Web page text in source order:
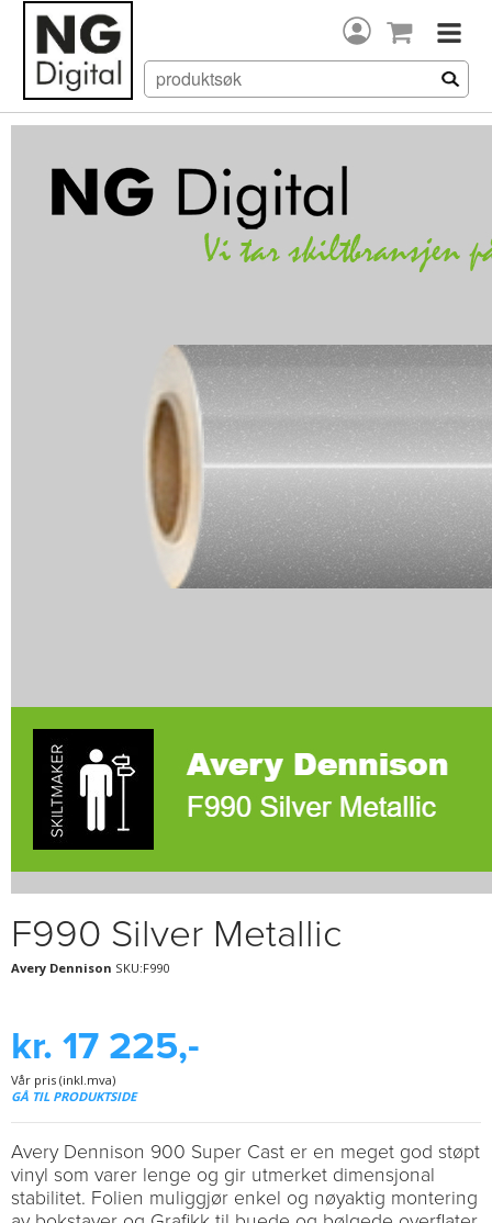
F990 Silver Metallic
Avery Dennison SKU:F990
kr. 17 225,-
Vår pris (inkl.mva)
GÅ TIL PRODUKTSIDE
Avery Dennison 900 Super Cast er en meget god støpt
vinyl som varer lenge og gir utmerket dimensjonal
stabilitet. Folien muliggjør enkel og nøyaktig montering